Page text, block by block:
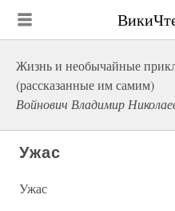
Жизнь и необычайные
(рассказанные им самим)
Войнович Владимир
Ужас
Ужас